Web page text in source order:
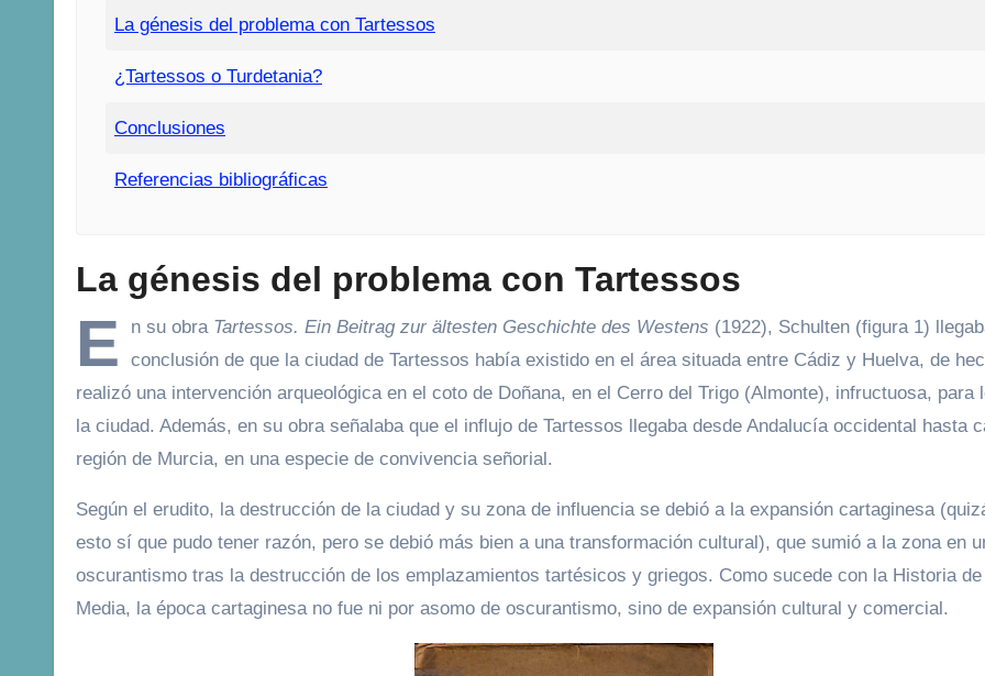
La génesis del problema con Tartessos
¿Tartessos o Turdetania?
Conclusiones
Referencias bibliográficas
La génesis del problema con Tartessos
E n su obra Tartessos. Ein Beitrag zur ältesten Geschichte des Westens (1922), Schulten (figura 1)
conclusión de que la ciudad de Tartessos había existido en el área situada entre Cádiz y Huelva, de
realizó una intervención arqueológica en el coto de Doñana, en el Cerro del Trigo (Almonte), infructuosa, para
la ciudad. Además, en su obra señalaba que el influjo de Tartessos llegaba desde Andalucía occidental hasta
región de Murcia, en una especie de convivencia señorial.
Según el erudito, la destrucción de la ciudad y su zona de influencia se debió a la expansión cartaginesa
esto sí que pudo tener razón, pero se debió más bien a una transformación cultural), que sumió a la zona en
oscurantismo tras la destrucción de los emplazamientos tartésicos y griegos. Como sucede con la Historia
Media, la época cartaginesa no fue ni por asomo de oscurantismo, sino de expansión cultural y comercial.